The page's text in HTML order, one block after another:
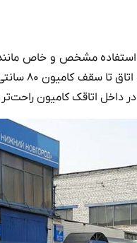
استفاده مشخص و خاص
ارتفاع
داخل اتاقک کامیون